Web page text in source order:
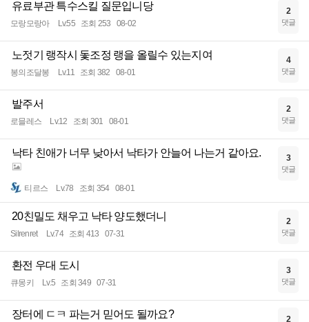
유료부관 특수스킬 질문입니당
모랑모랑아 Lv.55 조회 253 08-02
2
댓글
노젓기 랭작시 돛조정 랭을 올릴수 있는지여
봉의조달봉 Lv.11 조회 382 08-01
4
댓글
발주서
로믈레스 Lv.12 조회 301 08-01
2
댓글
낙타 친애가 너무 낮아서 낙타가 안늘어 나는거 같아요.
티르스 Lv.78 조회 354 08-01
3
댓글
20친밀도 채우고 낙타 양도했더니
Silrenret Lv.74 조회 413 07-31
2
댓글
환전 우대 도시
큐몽키 Lv.5 조회 349 07-31
3
댓글
장터에 ㄷㅋ 파는거 믿어도 될까요? 2